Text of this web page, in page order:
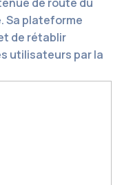
Sa plateforme
de rétablir
utilisateurs par la